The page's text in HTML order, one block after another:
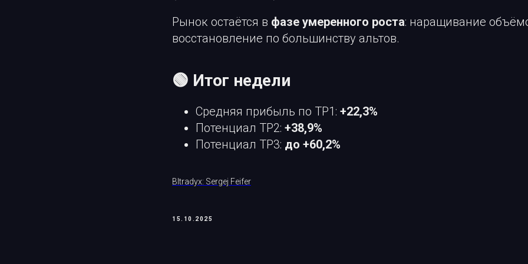
Рынок остаётся в фазе умеренного роста: наращивание
восстановление по большинству альтов.
🟢 Итог недели
Средняя прибыль по TP1: +22,3%
Потенциал TP2: +38,9%
Потенциал TP3: до +60,2%
BItradyx: Sergej Feifer
15.10.2025